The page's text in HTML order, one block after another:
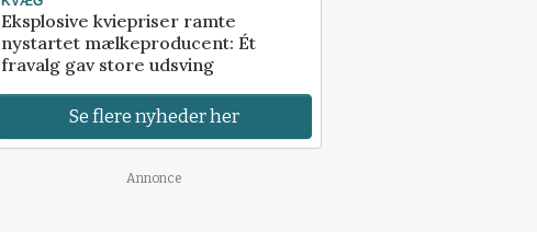
Eksplosive kviepriser ramte
nystartet mælkeproducent: Ét
fravalg gav store udsving
Se flere nyheder her
Annonce